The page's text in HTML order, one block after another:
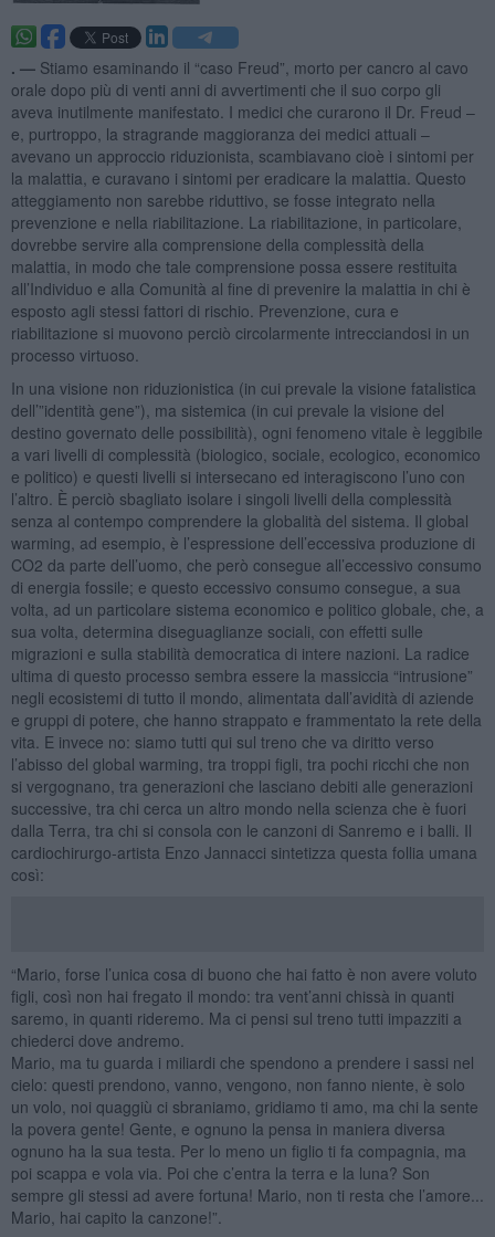
. — Stiamo esaminando il “caso Freud”, morto per cancro al cavo
orale dopo più di venti anni di avvertimenti che il suo corpo gli
aveva inutilmente manifestato. I medici che curarono il Dr. Freud –
e, purtroppo, la stragrande maggioranza dei medici attuali –
avevano un approccio riduzionista, scambiavano cioè i sintomi per
la malattia, e curavano i sintomi per eradicare la malattia. Questo
atteggiamento non sarebbe riduttivo, se fosse integrato nella
prevenzione e nella riabilitazione. La riabilitazione, in particolare,
dovrebbe servire alla comprensione della complessità della
malattia, in modo che tale comprensione possa essere restituita
all’Individuo e alla Comunità al fine di prevenire la malattia in chi è
esposto agli stessi fattori di rischio. Prevenzione, cura e
riabilitazione si muovono perciò circolarmente intrecciandosi in un
processo virtuoso.
In una visione non riduzionistica (in cui prevale la visione fatalistica
dell’”identità gene”), ma sistemica (in cui prevale la visione del
destino governato delle possibilità), ogni fenomeno vitale è leggibile
a vari livelli di complessità (biologico, sociale, ecologico, economico
e politico) e questi livelli si intersecano ed interagiscono l’uno con
l’altro. È perciò sbagliato isolare i singoli livelli della complessità
senza al contempo comprendere la globalità del sistema. Il global
warming, ad esempio, è l’espressione dell’eccessiva produzione di
CO2 da parte dell’uomo, che però consegue all’eccessivo consumo
di energia fossile; e questo eccessivo consumo consegue, a sua
volta, ad un particolare sistema economico e politico globale, che, a
sua volta, determina diseguaglianze sociali, con effetti sulle
migrazioni e sulla stabilità democratica di intere nazioni. La radice
ultima di questo processo sembra essere la massiccia “intrusione”
negli ecosistemi di tutto il mondo, alimentata dall’avidità di aziende
e gruppi di potere, che hanno strappato e frammentato la rete della
vita. E invece no: siamo tutti qui sul treno che va diritto verso
l’abisso del global warming, tra troppi figli, tra pochi ricchi che non
si vergognano, tra generazioni che lasciano debiti alle generazioni
successive, tra chi cerca un altro mondo nella scienza che è fuori
dalla Terra, tra chi si consola con le canzoni di Sanremo e i balli. Il
cardiochirurgo-artista Enzo Jannacci sintetizza questa follia umana
così:
“Mario, forse l’unica cosa di buono che hai fatto è non avere voluto
figli, così non hai fregato il mondo: tra vent’anni chissà in quanti
saremo, in quanti rideremo. Ma ci pensi sul treno tutti impazziti a
chiederci dove andremo.
Mario, ma tu guarda i miliardi che spendono a prendere i sassi nel
cielo: questi prendono, vanno, vengono, non fanno niente, è solo
un volo, noi quaggiù ci sbraniamo, gridiamo ti amo, ma chi la sente
la povera gente! Gente, e ognuno la pensa in maniera diversa
ognuno ha la sua testa. Per lo meno un figlio ti fa compagnia, ma
poi scappa e vola via. Poi che c’entra la terra e la luna? Son
sempre gli stessi ad avere fortuna! Mario, non ti resta che l’amore...
Mario, hai capito la canzone!”.